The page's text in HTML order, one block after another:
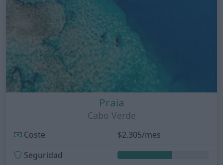
Praia
Cabo Verde
Coste
$2.305/mes
Seguridad